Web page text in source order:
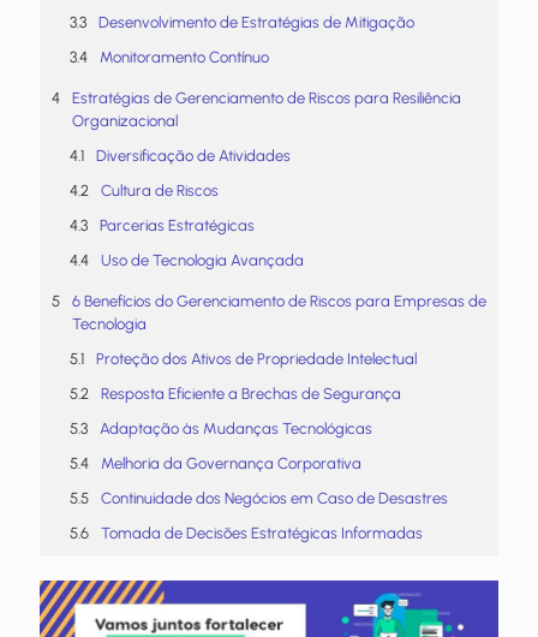
Desenvolvimento de Estratégias de Mitigação
Monitoramento Contínuo
Estratégias de Gerenciamento de Riscos para Resiliência
Organizacional
Diversificação de Atividades
Cultura de Riscos
Parcerias Estratégicas
Uso de Tecnologia Avançada
6 Benefícios do Gerenciamento de Riscos para Empresas de
Tecnologia
Proteção dos Ativos de Propriedade Intelectual
Resposta Eficiente a Brechas de Segurança
Adaptação às Mudanças Tecnológicas
Melhoria da Governança Corporativa
Continuidade dos Negócios em Caso de Desastres
Tomada de Decisões Estratégicas Informadas